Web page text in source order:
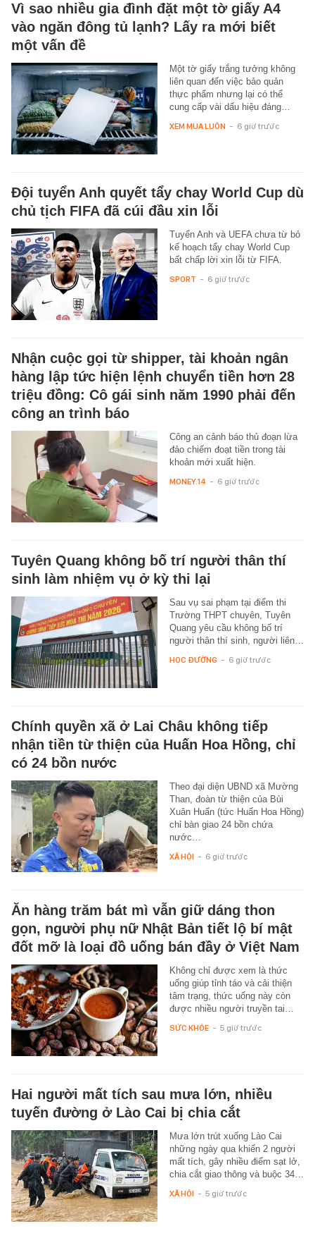
Vì sao nhiều gia đình đặt một tờ giấy A4
vào ngăn đông tủ lạnh? Lấy ra mới biết
một vấn đề
Một tờ giấy trắng tưởng không
liên quan đến việc bảo quản
thực phẩm nhưng lại có thể
cung cấp vài dấu hiệu đáng…
XEM MUA LUÔN - 6 giờ trước
Đội tuyển Anh quyết tẩy chay World Cup dù
chủ tịch FIFA đã cúi đầu xin lỗi
Tuyển Anh và UEFA chưa từ bỏ
kế hoạch tẩy chay World Cup
bất chấp lời xin lỗi từ FIFA.
SPORT - 6 giờ trước
Nhận cuộc gọi từ shipper, tài khoản ngân
hàng lập tức hiện lệnh chuyển tiền hơn 28
triệu đồng: Cô gái sinh năm 1990 phải đến
công an trình báo
Công an cảnh báo thủ đoạn lừa
đảo chiếm đoạt tiền trong tài
khoản mới xuất hiện.
MONEY.14 - 6 giờ trước
Tuyên Quang không bố trí người thân thí
sinh làm nhiệm vụ ở kỳ thi lại
Sau vụ sai phạm tại điểm thi
Trường THPT chuyên, Tuyên
Quang yêu cầu không bố trí
người thân thí sinh, người liên…
HỌC ĐƯỜNG - 6 giờ trước
Chính quyền xã ở Lai Châu không tiếp
nhận tiền từ thiện của Huấn Hoa Hồng, chỉ
có 24 bồn nước
Theo đại diện UBND xã Mường
Than, đoàn từ thiện của Bùi
Xuân Huấn (tức Huấn Hoa Hồng)
chỉ bàn giao 24 bồn chứa
nước…
XÃ HỘI - 6 giờ trước
Ăn hàng trăm bát mì vẫn giữ dáng thon
gọn, người phụ nữ Nhật Bản tiết lộ bí mật
đốt mỡ là loại đồ uống bán đầy ở Việt Nam
Không chỉ được xem là thức
uống giúp tỉnh táo và cải thiện
tâm trạng, thức uống này còn
được nhiều người truyền tai…
SỨC KHỎE - 5 giờ trước
Hai người mất tích sau mưa lớn, nhiều
tuyến đường ở Lào Cai bị chia cắt
Mưa lớn trút xuống Lào Cai
những ngày qua khiến 2 người
mất tích, gây nhiều điểm sạt lở,
chia cắt giao thông và buộc 34…
XÃ HỘI - 5 giờ trước